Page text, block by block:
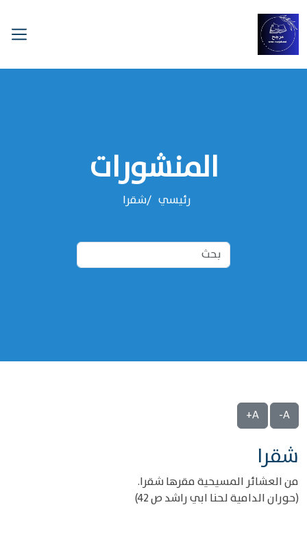
المنشورات
رئيسي شقرا
A-
A+
شقرا
من العشائر المسيحية مقرها شقرا.
(حوران الدامية لحنا ابي راشد ص 42)